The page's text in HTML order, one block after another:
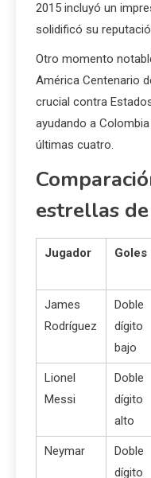
2015 incluyó un
solidificó su
Otro momento
América Centenario
crucial contra
ayudando a
últimas cuatro.
estrellas
Jugador Goles
James
Rodríguez
Doble
dígito
bajo
Lionel
Messi
Doble
dígito
alto
Neymar
Doble
dígito